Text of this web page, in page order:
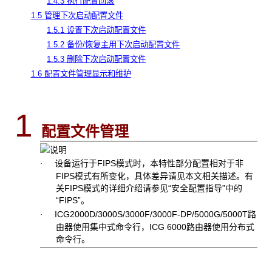
1.5 管理下次启动配置文件
1.5.1 设置下次启动配置文件
1.5.2 备份/恢复主用下次启动配置文件
1.5.3 删除下次启动配置文件
1.6 配置文件管理显示和维护
1 配置文件管理
· 设备运行于FIPS模式时，本特性部分配置相对于非
FIPS模式有所变化，具体差异请见本文相关描述。有
关FIPS模式的详细介绍请参见“安全配置指导”中的
“FIPS”。
· ICG2000D/3000S/3000F/3000F-DP/5000G/5000T路
由器使用集中式命令行，ICG 6000路由器使用分布式
命令行。